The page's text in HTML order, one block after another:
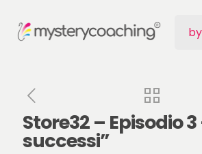
Store32 – Episodio 3
successi”